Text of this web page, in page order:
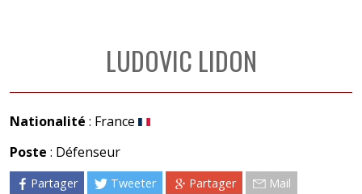
LUDOVIC LIDON
Nationalité : France
Poste : Défenseur
Partager Tweeter Partager Mail